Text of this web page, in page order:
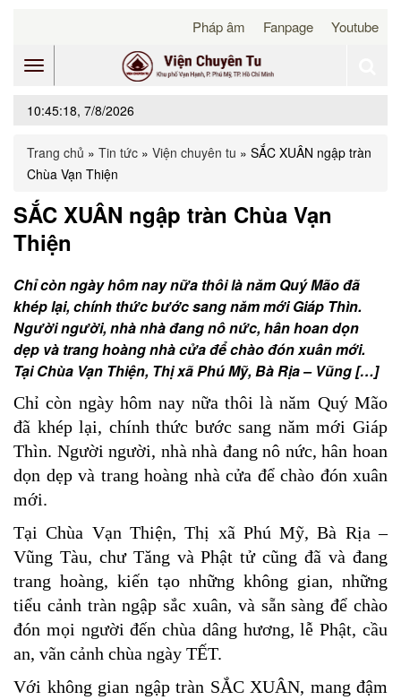
Youtube
Fanpage
Pháp âm
navigation
10:45:18, 7/8/2026
Trang chủ » Tin tức » Viện chuyên tu » SẮC XUÂN ngập tràn
Chùa Vạn Thiện
SẮC XUÂN ngập tràn Chùa Vạn
Thiện
Chỉ còn ngày hôm nay nữa thôi là năm Quý Mão đã
khép lại, chính thức bước sang năm mới Giáp Thìn.
Người người, nhà nhà đang nô nức, hân hoan dọn
dẹp và trang hoàng nhà cửa để chào đón xuân mới.
Tại Chùa Vạn Thiện, Thị xã Phú Mỹ, Bà Rịa – Vũng […]
Chỉ còn ngày hôm nay nữa thôi là năm Quý Mão
đã khép lại, chính thức bước sang năm mới Giáp
Thìn. Người người, nhà nhà đang nô nức, hân hoan
dọn dẹp và trang hoàng nhà cửa để chào đón xuân
mới.
Tại Chùa Vạn Thiện, Thị xã Phú Mỹ, Bà Rịa –
Vũng Tàu, chư Tăng và Phật tử cũng đã và đang
trang hoàng, kiến tạo những không gian, những
tiểu cảnh tràn ngập sắc xuân, và sẵn sàng để chào
đón mọi người đến chùa dâng hương, lễ Phật, cầu
an, vãn cảnh chùa ngày TẾT.
Với không gian ngập tràn SẮC XUÂN, mang đậm